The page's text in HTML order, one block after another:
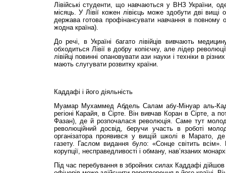
Лівійські студенти, що навчаються у ВНЗ України,
місяць. У Лівії кожен лівієць може здобути дві вищі
держава готова профінансувати навчання в повному
жодна країна).
До речі, в Україні багато лівійців вивчають
обходиться Лівії в добру копієчку, але лідер
лівійці повинні опановувати ази науки і техніки в
мають слугувати розвитку країни.
Каддафі і його діяльність
Муамар Мухаммед Абдель Салам абу-Мінуар аль-
регіоні Карайя, в Сірте. Він вивчав Коран в Сірте, а
Фазан), де й розпочалася революція. Саме тут
революційний досвід, беручи участь в роботі
організатора проявився у вищій школі в Марато,
газету. Гаслом видання було: «Сонце світить
корупції, несправедливості і обману, нав’язаних
Під час перебування в збройних силах Каддафі